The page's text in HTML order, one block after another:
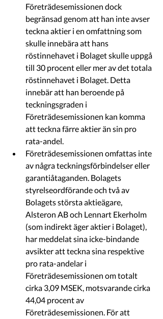
Företrädesemissionen dock
begränsad genom att han inte avser
teckna aktier i en omfattning som
skulle innebära att hans
röstinnehavet i Bolaget skulle uppgå
till 30 procent eller mer av det totala
röstinnehavet i Bolaget. Detta
innebär att han beroende på
teckningsgraden i
Företrädesemissionen kan komma
att teckna färre aktier än sin pro
rata-andel.
Företrädesemissionen omfattas inte
av några teckningsförbindelser eller
garantiåtaganden. Bolagets
styrelseordförande och två av
Bolagets största aktieägare,
Alsteron AB och Lennart Ekerholm
(som indirekt äger aktier i Bolaget),
har meddelat sina icke-bindande
avsikter att teckna sina respektive
pro rata-andelar i
Företrädesemissionen om totalt
cirka 3,09 MSEK, motsvarande cirka
44,04 procent av
Företrädesemissionen. För att